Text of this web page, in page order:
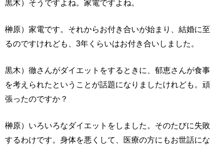
黒木）そうですよね。家電ですよね。
榊原）家電です。それからお付き合いが始まり、結婚に至
るのですけれども、3年くらいはお付き合いしました。
黒木）徹さんがダイエットをするときに、郁恵さんが食事
を考えられたということが話題になりましたけれども。頑
張ったのですか？
榊原）いろいろなダイエットをしました。そのたびに失敗
するわけです。身体を悪くして、医療の方にもお世話にな